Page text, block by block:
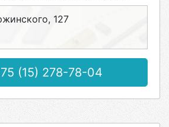
127
(15) 278-78-04